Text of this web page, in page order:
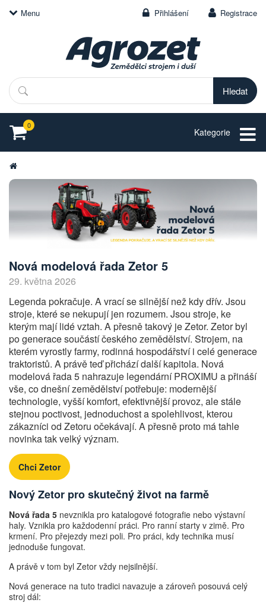
Menu Přihlášení Registrace
Hledat
0
Kategorie
Nová modelová řada Zetor 5
29. května 2026
Legenda pokračuje. A vrací se silnější než kdy dřív. Jsou
stroje, které se nekupují jen rozumem. Jsou stroje, ke
kterým mají lidé vztah. A přesně takový je Zetor. Zetor byl
po generace součástí českého zemědělství. Strojem, na
kterém vyrostly farmy, rodinná hospodářství i celé generace
traktoristů. A právě teď přichází další kapitola. Nová
modelová řada 5 nahrazuje legendární PROXIMU a přináší
vše, co dnešní zemědělství potřebuje: modernější
technologie, vyšší komfort, efektivnější provoz, ale stále
stejnou poctivost, jednoduchost a spolehlivost, kterou
zákazníci od Zetoru očekávají. A přesně proto má tahle
novinka tak velký význam.
Chci Zetor
Nový Zetor pro skutečný život na farmě
Nová řada 5 nevznikla pro katalogové fotografie nebo výstavní
haly. Vznikla pro každodenní práci. Pro ranní starty v zimě. Pro
krmení. Pro přejezdy mezi poli. Pro práci, kdy technika musí
jednoduše fungovat.
A právě v tom byl Zetor vždy nejsilnější.
Nová generace na tuto tradici navazuje a zároveň posouvá celý
stroj dál: